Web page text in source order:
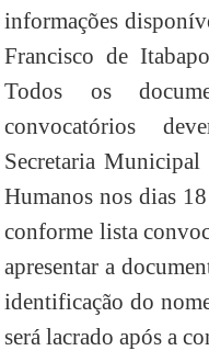
informações
Francisco de
Todos os
convocatórios
Secretaria Municipal
Humanos nos dias
conforme lista
apresentar a
identificação do
será lacrado após a